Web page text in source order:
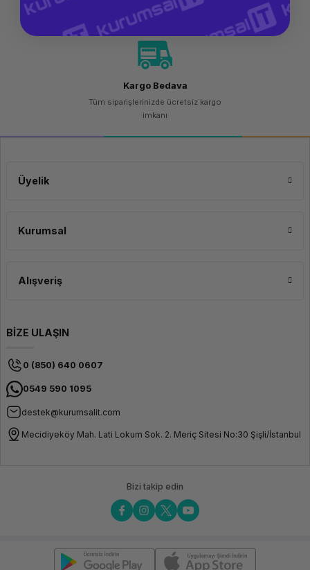
aynı gün kargo imkanı
Kargo Bedava
Tüm siparişlerinizde ücretsiz kargo
imkanı
Üyelik
Kurumsal
Alışveriş
BİZE ULAŞIN
0 (850) 640 0607
0549 590 1095
destek@kurumsalit.com
Mecidiyeköy Mah. Lati Lokum Sok. 2. Meriç Sitesi No:30 Şişli/İstanbul
Bizi takip edin